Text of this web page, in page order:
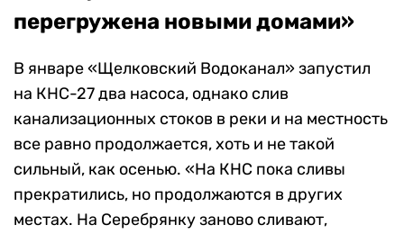
перегружена новыми домами»
В январе «Щелковский Водоканал» запустил
на КНС-27 два насоса, однако слив
канализационных стоков в реки и на местность
все равно продолжается, хоть и не такой
сильный, как осенью. «На КНС пока сливы
прекратились, но продолжаются в других
местах. На Серебрянку заново сливают,